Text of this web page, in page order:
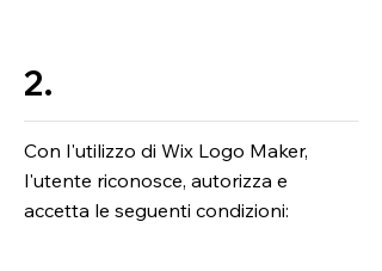
2.
Con l'utilizzo di Wix Logo Maker,
l'utente riconosce, autorizza e
accetta le seguenti condizioni: